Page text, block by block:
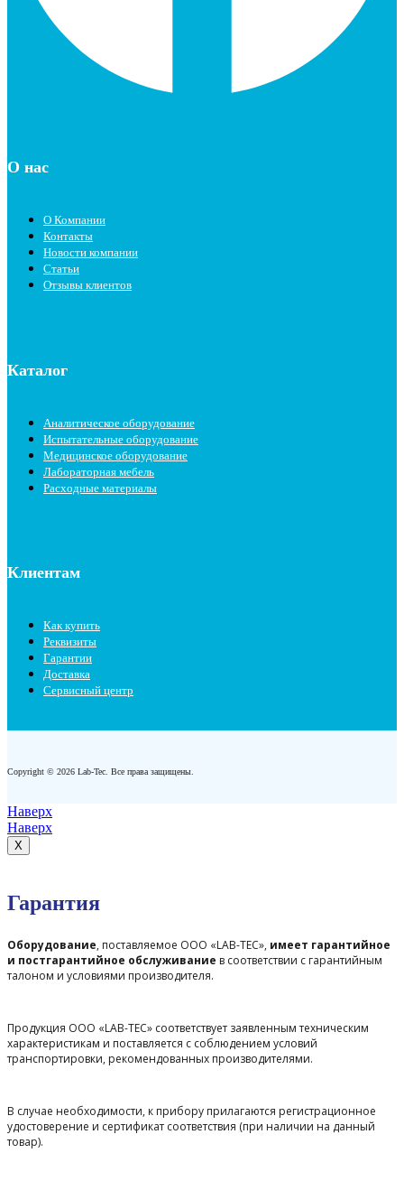
О нас
О Компании
Контакты
Новости компании
Статьи
Отзывы клиентов
Каталог
Аналитическое оборудование
Испытательные оборудование
Медицинское оборудование
Лабораторная мебель
Расходные материалы
Клиентам
Как купить
Реквизиты
Гарантии
Доставка
Сервисный центр
Copyright © 2026 Lab-Tec. Все права защищены.
Наверх
Наверх
X
Гарантия
Оборудование, поставляемое ООО «LAB-TEC», имеет гарантийное
и постгарантийное обслуживание в соответствии с гарантийным
талоном и условиями производителя.
Продукция ООО «LAB-TEC» соответствует заявленным техническим
характеристикам и поставляется с соблюдением условий
транспортировки, рекомендованных производителями.
В случае необходимости, к прибору прилагаются регистрационное
удостоверение и сертификат соответствия (при наличии на данный
товар).